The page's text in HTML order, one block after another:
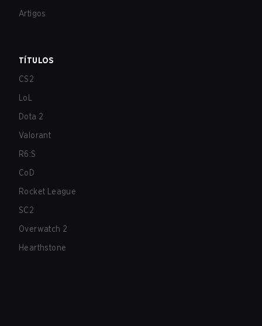
Artigos
TÍTULOS
CS2
LoL
Dota 2
Valorant
R6:S
CoD
Rocket League
SC2
Overwatch 2
Hearthstone